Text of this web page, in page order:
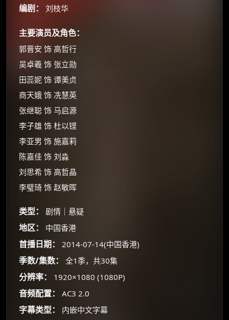
编剧： 刘枝华
主要演员及角色：
郭晋安 饰 高哲行
吴卓羲 饰 张立勋
田蕊妮 饰 谭美贞
商天娥 饰 冼慧英
张继聪 饰 马启源
李子雄 饰 杜以铿
李亚男 饰 施嘉莉
陈嘉佳 饰 刘淼
刘思希 饰 高哲晶
李璧琦 饰 赵敏晖
类型： 剧情｜悬疑
地区： 中国香港
首播日期： 2014-07-14(中国香港)
季数/集数： 全1季，共30集
分辨率： 1920×1080 (1080P)
音频配置： AC3 2.0
字幕类型： 内嵌中文字幕
☕
朋友们辛苦了 💦